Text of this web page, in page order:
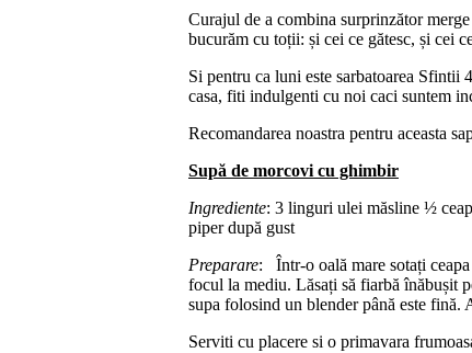
Curajul de a combina surprinzător
bucurăm cu toții: și cei ce gătesc, și cei
Si pentru ca luni este sarbatoarea
casa, fiti indulgenti cu noi caci suntem
Recomandarea noastra pentru aceasta
Supă de morcovi cu ghimbir
Ingrediente: 3 linguri ulei măsline ½
piper după gust
Preparare: Într-o oală mare sotați
focul la mediu. Lăsați să fiarbă înăbușit
supa folosind un blender până este fină.
Serviti cu placere si o primavara